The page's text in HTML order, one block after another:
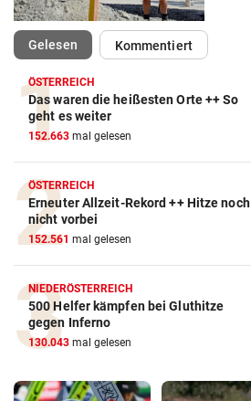
Gelesen(ausgewählt)Kommentiert
ÖSTERREICH
Das waren die heißesten Orte ++ So
geht es weiter
152.663 mal gelesen
ÖSTERREICH
Erneuter Allzeit-Rekord ++ Hitze noch
nicht vorbei
152.561 mal gelesen
NIEDERÖSTERREICH
500 Helfer kämpfen bei Gluthitze
gegen Inferno
130.043 mal gelesen